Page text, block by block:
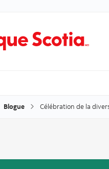
Blogue Célébration de la